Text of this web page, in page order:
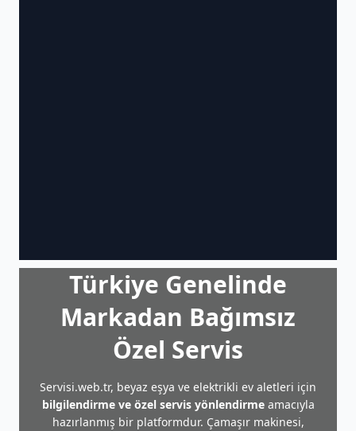
Türkiye Genelinde
Markadan Bağımsız
Özel Servis
Servisi.web.tr, beyaz eşya ve elektrikli ev aletleri için
bilgilendirme ve özel servis yönlendirmeamacıyla
hazırlanmış bir platformdur. Çamaşır makinesi,